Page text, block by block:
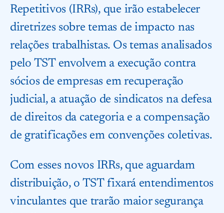
Repetitivos (IRRs), que irão estabelecer
diretrizes sobre temas de impacto nas
relações trabalhistas. Os temas analisados
pelo TST envolvem a execução contra
sócios de empresas em recuperação
judicial, a atuação de sindicatos na defesa
de direitos da categoria e a compensação
de gratificações em convenções coletivas.
Com esses novos IRRs, que aguardam
distribuição, o TST fixará entendimentos
vinculantes que trarão maior segurança